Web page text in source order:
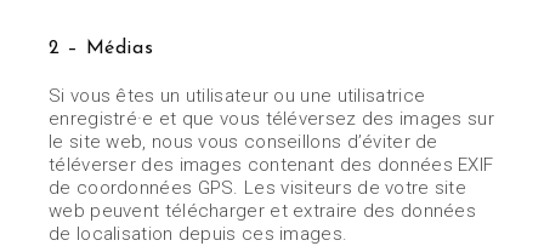
2 – Médias
Si vous êtes un utilisateur ou une utilisatrice
enregistré·e et que vous téléversez des images sur
le site web, nous vous conseillons d’éviter de
téléverser des images contenant des données EXIF
de coordonnées GPS. Les visiteurs de votre site
web peuvent télécharger et extraire des données
de localisation depuis ces images.